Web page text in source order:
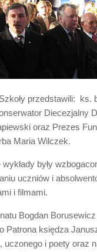
Kaczmarskiego
przedstawili: ks.
Diecezjalny
oraz Prezes
Maria Wilczek.
były
uczniów i
i filmami.
Bogdan Borusewicz
Patrona księdza
uczonego i poety oraz